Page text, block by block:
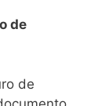
de
de